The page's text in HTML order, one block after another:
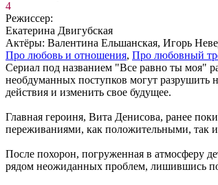
4
Ре­жис­сер:
Екатерина Двигубская
Ак­тё­ры: Валентина Ельшанская, Игорь
Про лю­бовь и от­но­ше­ния, Про лю­бов­ный
Сериал под названием "Все равно ты моя"
необдуманных поступков могут разрушить
действия и изменить свое будущее.
Главная героиня, Вита Денисова, ранее
переживаниями, как положительными, так
После похорон, погруженная в атмосферу
рядом неожиданных проблем, лишившись